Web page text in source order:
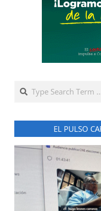
Search
EL PULSO